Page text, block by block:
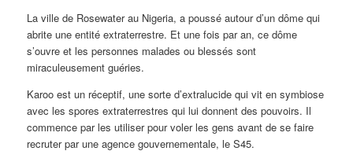
La ville de Rosewater au Nigeria, a poussé autour d’un dôme qui
abrite une entité extraterrestre. Et une fois par an, ce dôme
s’ouvre et les personnes malades ou blessés sont
miraculeusement guéries.
Karoo est un réceptif, une sorte d’extralucide qui vit en symbiose
avec les spores extraterrestres qui lui donnent des pouvoirs. Il
commence par les utiliser pour voler les gens avant de se faire
recruter par une agence gouvernementale, le S45.